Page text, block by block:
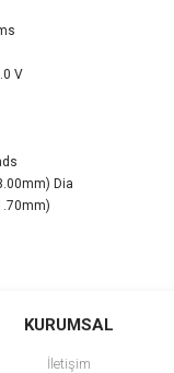
V
Dia
ürüne ilk yorumu siz yapın!
KURUMSAL
İletişim